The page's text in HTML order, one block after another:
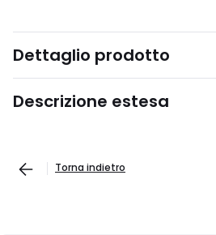
Dettaglio prodotto
Descrizione estesa
Torna indietro